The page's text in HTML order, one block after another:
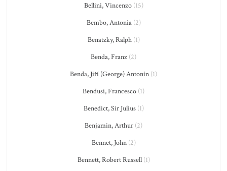
Bellini, Vincenzo(15)
Bembo, Antonia(2)
Benatzky, Ralph(1)
Benda, Franz (2)
Benda, Jiří (George) Antonín (1)
Bendusi, Francesco (1)
Benedict, Sir Julius(1)
Benjamin, Arthur (2)
Bennet, John(2)
Bennett, Robert Russell(1)